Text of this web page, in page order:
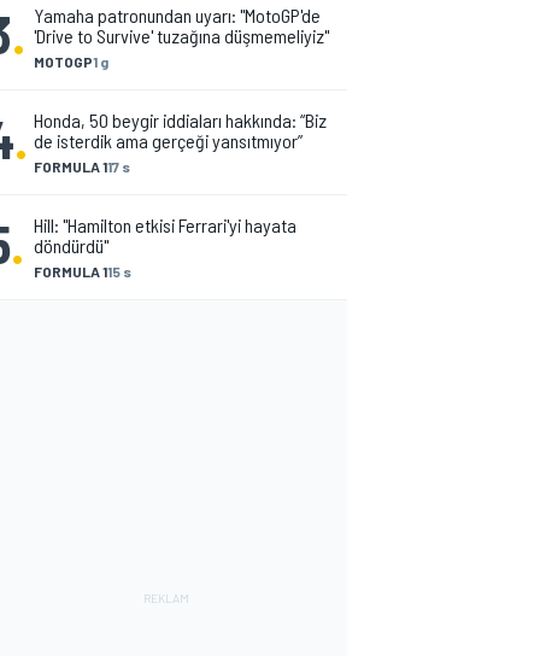
. MOTOGP1 g
Yamaha patronundan uyarı: "MotoGP'de
'Drive to Survive' tuzağına düşmemeliyiz"
. FORMULA 117 s
Honda, 50 beygir iddiaları hakkında: “Biz
de isterdik ama gerçeği yansıtmıyor”
. FORMULA 115 s
Hill: "Hamilton etkisi Ferrari'yi hayata
döndürdü"